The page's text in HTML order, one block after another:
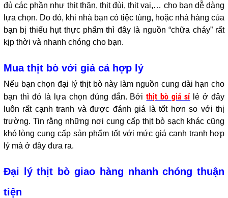
đủ các phần như thịt thăn, thịt đùi, thịt vai,… cho bạn dễ dàng
lựa chọn. Do đó, khi nhà bạn có tiệc tùng, hoặc nhà hàng của
bạn bị thiếu hụt thực phẩm thì đây là nguồn “chữa cháy” rất
kịp thời và nhanh chóng cho bạn.
Mua thịt bò với giá cả hợp lý
Nếu bạn chọn đại lý thịt bò này làm nguồn cung dài hạn cho
bạn thì đó là lựa chọn đúng đắn. Bởithịt bò giá sỉ lẻ ở đây
luôn rất cạnh tranh và được đánh giá là tốt hơn so với thị
trường. Tin rằng những nơi cung cấp thịt bò sạch khác cũng
khó lòng cung cấp sản phẩm tốt với mức giá cạnh tranh hợp
lý mà ở đây đưa ra.
Đại lý thịt bò giao hàng nhanh chóng thuận
tiện